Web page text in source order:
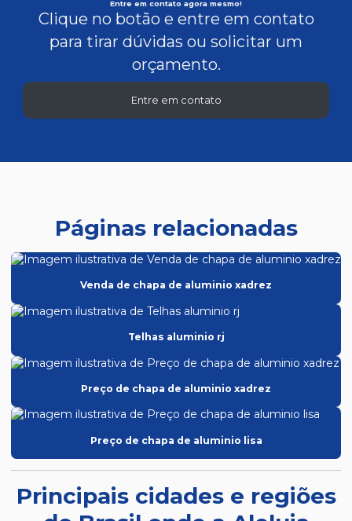
Entre em contato agora mesmo!
Clique no botão e entre em contato
para tirar dúvidas ou solicitar um
orçamento.
Entre em contato
Páginas relacionadas
Venda de chapa de aluminio xadrez
Telhas aluminio rj
Preço de chapa de aluminio xadrez
Preço de chapa de aluminio lisa
Principais cidades e regiões